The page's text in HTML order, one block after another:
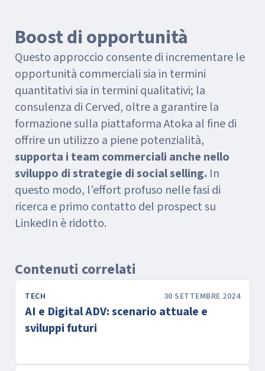
Boost di opportunità
Questo approccio consente di incrementare le
opportunità commerciali sia in termini
quantitativi sia in termini qualitativi; la
consulenza di Cerved, oltre a garantire la
formazione sulla piattaforma Atoka al fine di
offrire un utilizzo a piene potenzialità,
supporta i team commerciali anche nello
sviluppo di strategie di social selling. In
questo modo, l’effort profuso nelle fasi di
ricerca e primo contatto del prospect su
LinkedIn è ridotto.
Contenuti correlati
TECH 30 SETTEMBRE 2024
AI e Digital ADV: scenario attuale e
sviluppi futuri